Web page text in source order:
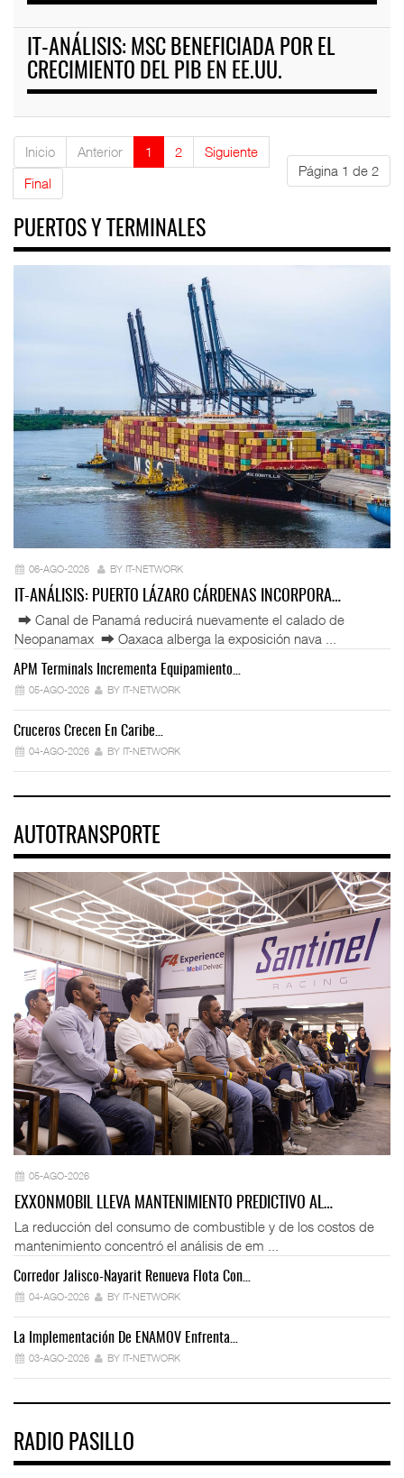
IT-ANÁLISIS: MSC BENEFICIADA POR EL
CRECIMIENTO DEL PIB EN EE.UU.
Página 1 de 2
Inicio Anterior 1 2
Siguiente
Final
PUERTOS Y TERMINALES
06-AGO-2026 BY IT-NETWORK
IT-ANÁLISIS: PUERTO LÁZARO CÁRDENAS INCORPORA…
⮕ Canal de Panamá reducirá nuevamente el calado de
Neopanamax ⮕ Oaxaca alberga la exposición nava ...
APM Terminals Incrementa Equipamiento…
05-AGO-2026 BY IT-NETWORK
Cruceros Crecen En Caribe…
04-AGO-2026 BY IT-NETWORK
AUTOTRANSPORTE
05-AGO-2026
EXXONMOBIL LLEVA MANTENIMIENTO PREDICTIVO AL…
La reducción del consumo de combustible y de los costos de
mantenimiento concentró el análisis de em ...
Corredor Jalisco-Nayarit Renueva Flota Con…
04-AGO-2026 BY IT-NETWORK
La Implementación De ENAMOV Enfrenta…
03-AGO-2026 BY IT-NETWORK
RADIO PASILLO